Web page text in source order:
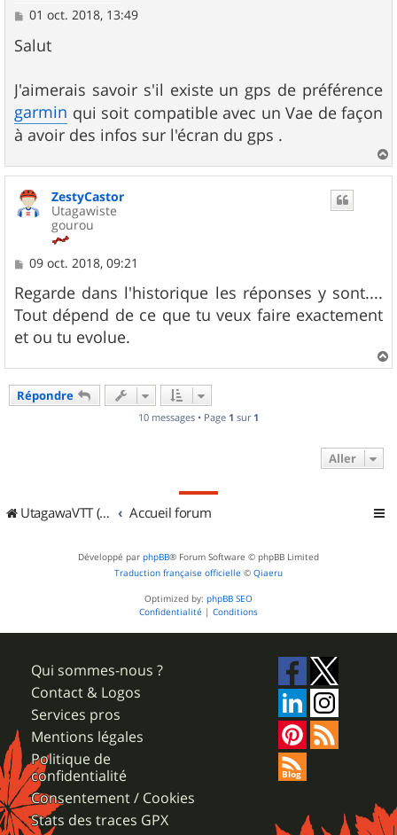
M
s
s
g
e
01 oct. 2018, 13:49
Salut
J'aimerais savoir s'il existe un gps de préférence
garmin qui soit compatible avec un Vae de façon
à avoir des infos sur l'écran du gps .
a
ZestyCastor
Utagawiste
gourou
M
s
s
a
g
e
09 oct. 2018, 09:21
Regarde dans l'historique les réponses y sont....
Tout dépend de ce que tu veux faire exactement
et ou tu evolue.
a
Répondre
10 messages • Page 1 sur 1
Aller
UtagawaVTT (Randos VTT et VTTAE avec traces GPS) Accueil forum
Développé par phpBB® Forum Software © phpBB Limited
Traduction française officielle © Qiaeru
Optimized by: phpBB SEO
Confidentialité | Conditions
Qui sommes-nous ?
Contact & Logos
Services pros
Mentions légales
Politique de
confidentialité
Consentement / Cookies
Stats des traces GPX